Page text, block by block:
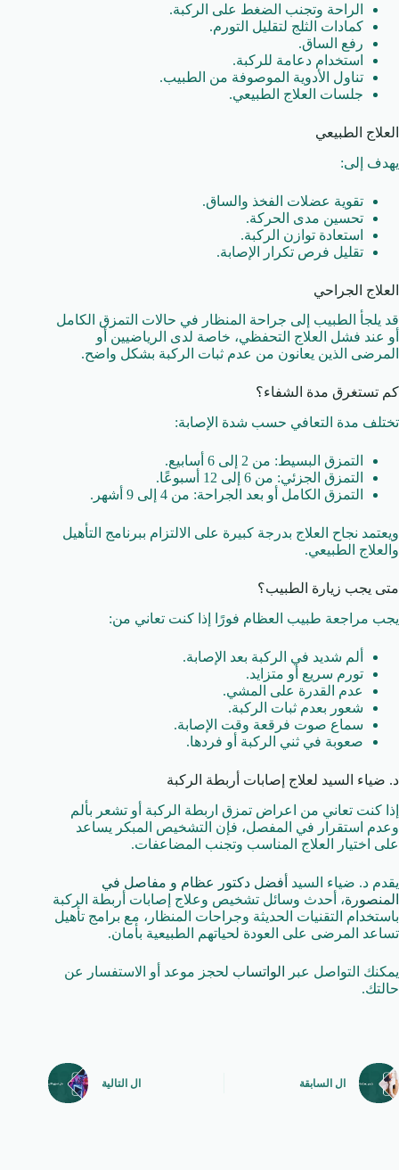
الراحة وتجنب الضغط على الركبة.
كمادات الثلج لتقليل التورم.
رفع الساق.
استخدام دعامة للركبة.
تناول الأدوية الموصوفة من الطبيب.
جلسات العلاج الطبيعي.
العلاج الطبيعي
يهدف إلى:
تقوية عضلات الفخذ والساق.
تحسين مدى الحركة.
استعادة توازن الركبة.
تقليل فرص تكرار الإصابة.
العلاج الجراحي
قد يلجأ الطبيب إلى جراحة المنظار في حالات التمزق الكامل
أو عند فشل العلاج التحفظي، خاصة لدى الرياضيين أو
المرضى الذين يعانون من عدم ثبات الركبة بشكل واضح.
كم تستغرق مدة الشفاء؟
تختلف مدة التعافي حسب شدة الإصابة:
التمزق البسيط: من 2 إلى 6 أسابيع.
التمزق الجزئي: من 6 إلى 12 أسبوعًا.
التمزق الكامل أو بعد الجراحة: من 4 إلى 9 أشهر.
ويعتمد نجاح العلاج بدرجة كبيرة على الالتزام ببرنامج التأهيل
والعلاج الطبيعي.
متى يجب زيارة الطبيب؟
يجب مراجعة طبيب العظام فورًا إذا كنت تعاني من:
ألم شديد في الركبة بعد الإصابة.
تورم سريع أو متزايد.
عدم القدرة على المشي.
شعور بعدم ثبات الركبة.
سماع صوت فرقعة وقت الإصابة.
صعوبة في ثني الركبة أو فردها.
د. ضياء السيد لعلاج إصابات أربطة الركبة
إذا كنت تعاني من اعراض تمزق اربطة الركبة أو تشعر بألم
وعدم استقرار في المفصل، فإن التشخيص المبكر يساعد
على اختيار العلاج المناسب وتجنب المضاعفات.
يقدم د. ضياء السيد أفضل دكتور عظام و مفاصل في
المنصورة، أحدث وسائل تشخيص وعلاج إصابات أربطة الركبة
باستخدام التقنيات الحديثة وجراحات المنظار، مع برامج تأهيل
تساعد المرضى على العودة لحياتهم الطبيعية بأمان.
يمكنك التواصل عبر الواتساب لحجز موعد أو الاستفسار عن
حالتك.
ال السابقة ال التالية